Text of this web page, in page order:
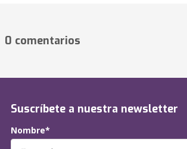
0 comentarios
Suscríbete a nuestra newsletter
Nombre*